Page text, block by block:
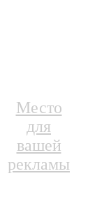
Место
для
вашей
рекламы